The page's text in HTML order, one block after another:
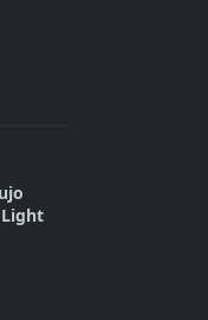
Light